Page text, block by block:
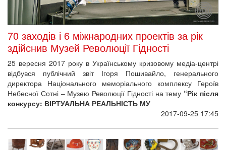
Музей Майдану поповнює фонди
Національний музей Революції гідності шукає матеріали,
пов'язані з нещодавніми історичними подіями, для поповнення
колекцій. Будемо вдячні за передані в наші фонди матеріальні